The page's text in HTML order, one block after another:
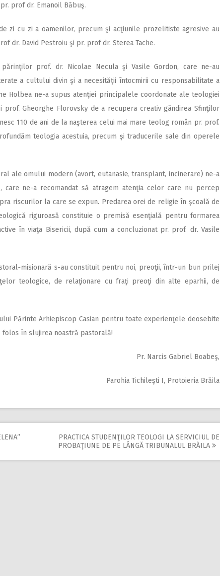
prof dr. Emanoil Băbuş.
zi cu zi a oamenilor, precum şi acţiunile prozelitiste agresive au
dr. David Pestroiu şi pr. prof dr. Sterea Tache.
prof. dr. Nicolae Necula şi Vasile Gordon, care ne-au
a cultului divin şi a necesităţii întocmirii cu responsabilitate a
Holbea ne-a supus atenţiei principalele coordonate ale teologiei
Gheorghe Florovsky de a recupera creativ gândirea Sfinţilor
110 de ani de la naşterea celui mai mare teolog român pr. prof.
teologia acestuia, precum şi traducerile sale din operele
ale omului modern (avort, eutanasie, transplant, incinerare) ne-a
ne-a recomandat să atragem atenţia celor care nu percep
riscurilor la care se expun. Predarea orei de religie în şcoală de
riguroasă constituie o premisă esenţială pentru formarea
în viaţa Bisericii, după cum a concluzionat pr. prof. dr. Vasile
misionară s-au constituit pentru noi, preoţii, într-un bun prilej
teologice, de relaţionare cu fraţi preoţi din alte eparhii, de
Părinte Arhiepiscop Casian pentru toate experienţele deosebite
folos în slujirea noastră pastorală!
Pr. Narcis Gabriel Boabeş,
Parohia Tichileşti I, Protoieria Brăila
PRACTICA STUDENŢILOR TEOLOGI LA SERVICIUL DE
PROBAŢIUNE DE PE LÂNGĂ TRIBUNALUL BRĂILA